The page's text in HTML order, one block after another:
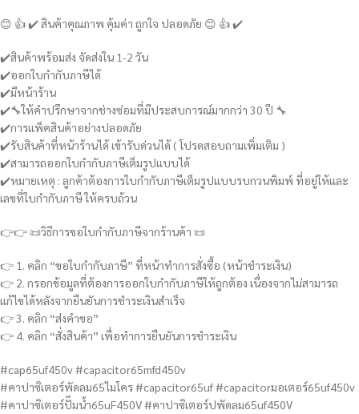
😊 👍 ✔️ สินค้าคุณภาพ คุ้มค่า ถูกใจ ปลอดภัย 😊 👍 ✔️
✔️สินค้าพร้อมส่ง จัดส่งใน 1-2 วัน
✔️ออกใบกำกับภาษีได้
✔️มีหน้าร้าน
✔️🔧ให้คำปรึกษาจากช่างซ่อมที่มีประสบการณ์มากกว่า 30 ปี 🔧
✔️การแพ็คสินค้าอย่างปลอดภัย
✔️รับสินค้าที่หน้าร้านได้ เข้ารับด่วนได้ ( โปรดสอบถามเพิ่มเติม )
✔️สามารถออกใบกำกับภาษีเต็มรูปแบบได้
✔️หมายเหตุ : ลูกค้าต้องการใบกำกับภาษีเต็มรูปแบบรบกวนพิมพ์ ที่อยู่ให้และ
เลขที่ใบกำกับภาษี ให้ครบถ้วน
👉👉 📜วิธีการขอใบกำกับภาษีจากร้านค้า 📜
👉 1. คลิก “ขอใบกำกับภาษี” ที่หน้าทำการสั่งซื้อ (หน้าชำระเงิน)
👉 2. กรอกข้อมูลที่ต้องการออกใบกำกับภาษีให้ถูกต้อง เนื่องจากไม่สามารถ
แก้ไขได้หลังจากยืนยันการชำระเงินสำเร็จ
👉 3. คลิก “ส่งคำขอ”
👉 4. คลิก “สั่งสินค้า” เพื่อทำการยืนยันการชำระเงิน
#cap65uf450v #capacitor65mfd450v
#คาปาซิเตอร์พัดลม65ไมโคร #capacitor65uf #capacitorมอเตอร์65uf450v
#คาปาซิเตอร์ปั๊มน้ำ65uF450V #คาปาซิเตอร์ปพัดลม65uf450V